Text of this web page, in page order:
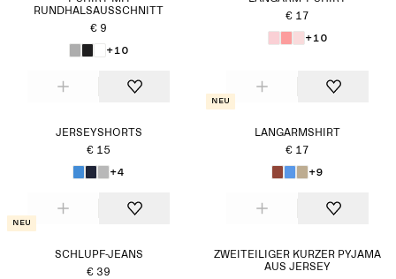
RUNDHALSAUSSCHNITT
€ 9
+10
€ 17
+10
JERSEYSHORTS
€ 15
+4
Neu
LANGARMSHIRT
€ 17
+9
Neu
SCHLUPF-JEANS
€ 39
ZWEITEILIGER KURZER PYJAMA
AUS JERSEY